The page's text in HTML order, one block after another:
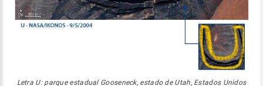
Letra U: parque estadual Gooseneck, estado de Utah, Estados Unidos